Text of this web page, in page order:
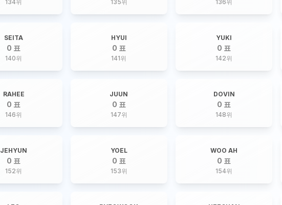
134위 135위 136위
SEITA
0 표
140위
HYUI
0 표
141위
YUKI
0 표
142위
RAHEE
0 표
146위
JUUN
0 표
147위
DOVIN
0 표
148위
JEHYUN
0 표
152위
YOEL
0 표
153위
WOO AH
0 표
154위